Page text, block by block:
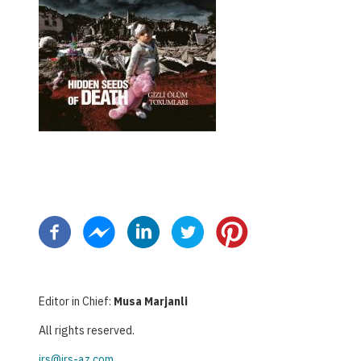
Editor in Chief: Musa Marjanli
All rights reserved.